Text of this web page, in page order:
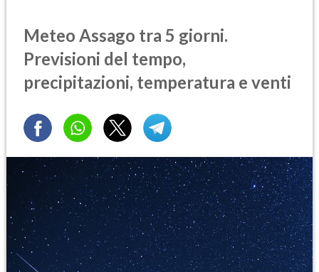
Meteo Assago tra 5 giorni.
Previsioni del tempo,
precipitazioni, temperatura e venti